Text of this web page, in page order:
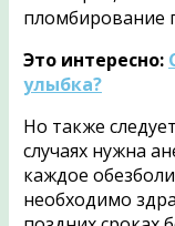
пломбирование
Это интересно:
улыбка?
Но также
случаях нужна
каждое
необходимо